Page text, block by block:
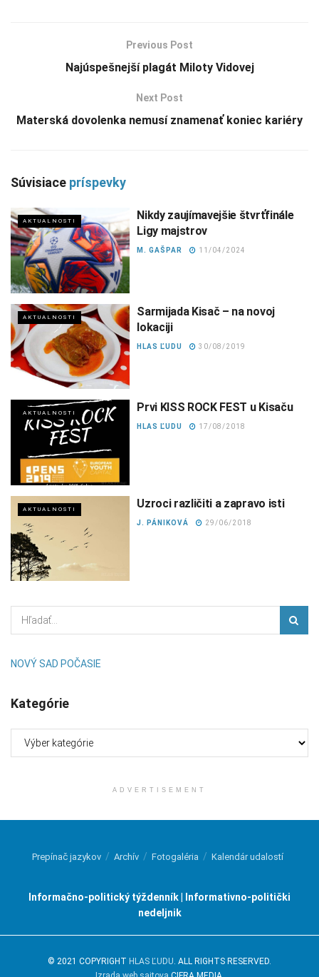
Previous Post
Najúspešnejší plagát Miloty Vidovej
Next Post
Materská dovolenka nemusí znamenať koniec kariéry
Súvisiace príspevky
AKTUALNOSTI
Nikdy zaujímavejšie štvrťfinále
Ligy majstrov
M. GAŠPAR 11/04/2024
AKTUALNOSTI
Sarmijada Kisač – na novoj
lokaciji
HLAS ĽUDU 30/08/2019
AKTUALNOSTI Prvi KISS ROCK FEST u Kisaču
HLAS ĽUDU 17/08/2018
AKTUALNOSTI Uzroci različiti a zapravo isti
J. PÁNIKOVÁ 29/06/2018
NOVÝ SAD POČASIE
Kategórie
Kategórie
ADVERTISEMENT
Prepínač jazykov Archív Fotogaléria Kalendár udalostí
Informačno-politický týždenník | Informativno-politički
nedeljnik
© 2021 COPYRIGHT HLAS ĽUDU. ALL RIGHTS RESERVED.